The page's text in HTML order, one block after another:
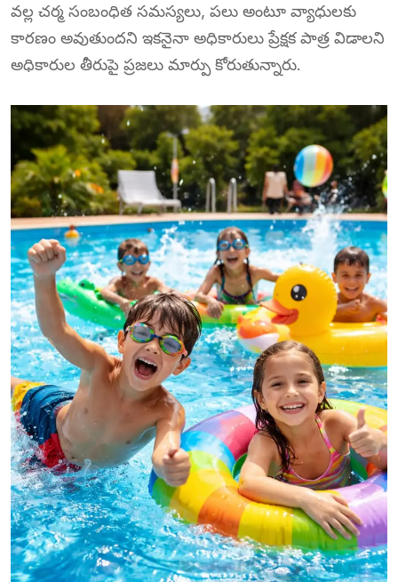
వల్ల చర్మ సంబంధిత సమస్యలు, పలు అంటూ వ్యాధులకు
కారణం అవుతుందని ఇకనైనా అధికారులు ప్రేక్షక పాత్ర విడాలని
అధికారుల తీరుపై ప్రజలు మార్పు కోరుతున్నారు.